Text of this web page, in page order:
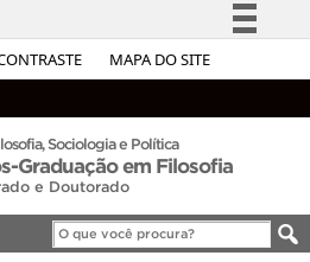
MAPA DO SITE
Simplifique!
Acesso à informação
Canais
Sociologia e Política
Graduação em Filosofia
e Doutorado